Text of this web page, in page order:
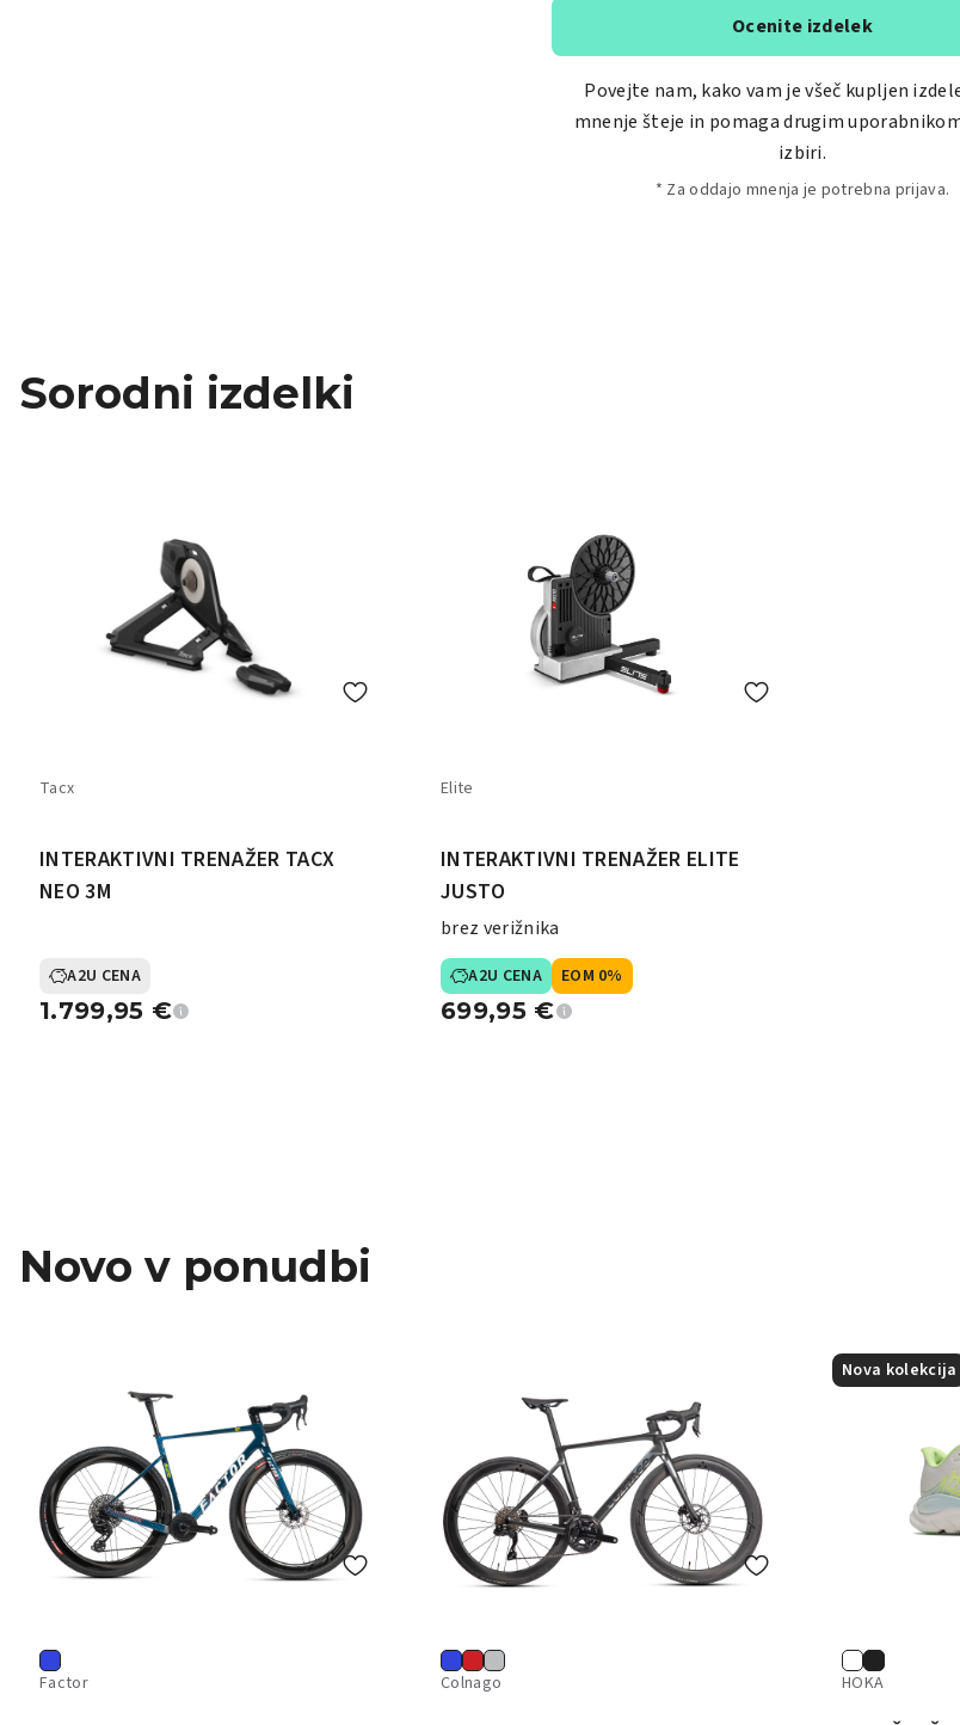
Ocenite izdelek
Povejte nam, kako vam je všeč kupljen
mnenje šteje in pomaga drugim
izbiri.
* Za oddajo mnenja je potrebna prijava.
Sorodni izdelki
Tacx
INTERAKTIVNI TRENAŽER TACX
NEO 3M
A2U CENA
1.799,95 €
Elite
INTERAKTIVNI TRENAŽER ELITE
JUSTO
brez verižnika
A2U CENA EOM 0%
699,95 €
Novo v ponudbi
Factor Colnago
Nova kolekcija
HOKA